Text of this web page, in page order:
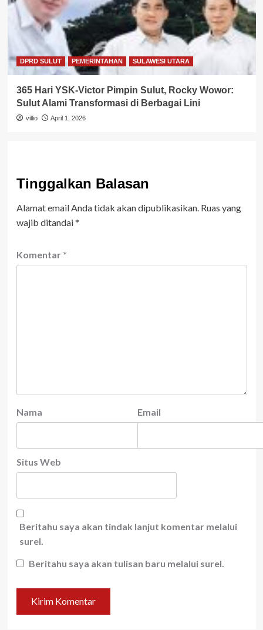
DPRD SULUT PEMERINTAHAN SULAWESI UTARA
365 Hari YSK-Victor Pimpin Sulut, Rocky Wowor:
Sulut Alami Transformasi di Berbagai Lini
villio April 1, 2026
Tinggalkan Balasan
Alamat email Anda tidak akan dipublikasikan. Ruas yang
wajib ditandai*
Komentar *
Nama Email
Situs Web
Beritahu saya akan tindak lanjut komentar melalui
surel.
Beritahu saya akan tulisan baru melalui surel.